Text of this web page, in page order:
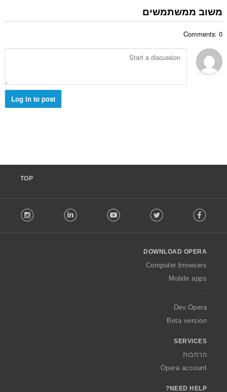
ו
ג
:
ר
ר
ו
ם
משוב ממשתמשים
Comments: 0
Log in to post
TOP
o
w
O
a
Facebook
Twitter
Youtube
LinkedIn
DOWNLOAD OPERA
Computer browsers
Mobile apps
Dev.Opera
Beta version
SERVICES
הרחבות
Opera account
NEED HELP?